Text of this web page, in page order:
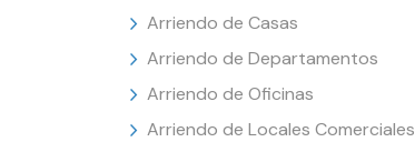
Arriendo de Casas
Arriendo de Departamentos
Arriendo de Oficinas
Arriendo de Locales Comerciales